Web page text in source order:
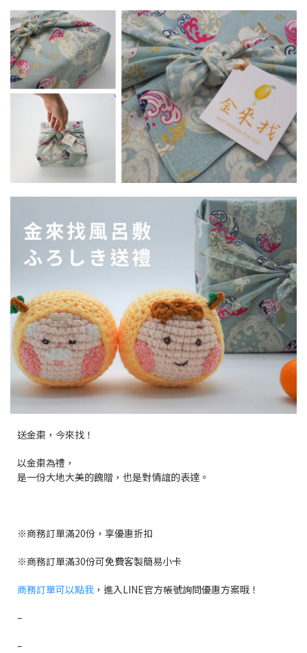
送金棗，今來找！
以金棗為禮，
是一份大地大美的餽贈，也是對情誼的表達。
※商務訂單滿20份，享優惠折扣
※商務訂單滿30份可免費客製簡易小卡
商務訂單可以點我 ，進入LINE官方帳號詢問優惠方案哦！
–
–